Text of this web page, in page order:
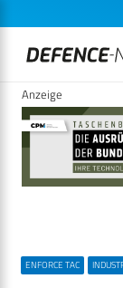
Anzeige
ENFORCE TAC